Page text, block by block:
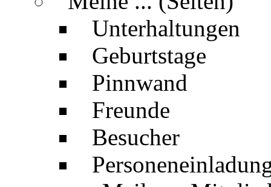
Unterhaltungen
Geburtstage
Pinnwand
Freunde
Besucher